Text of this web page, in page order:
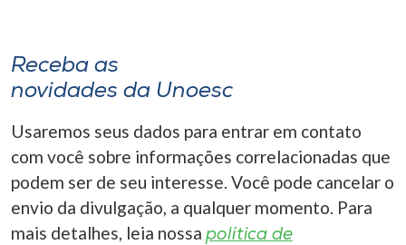
Receba as
novidades da Unoesc
Usaremos seus dados para entrar em contato
com você sobre informações correlacionadas que
podem ser de seu interesse. Você pode cancelar o
envio da divulgação, a qualquer momento. Para
mais detalhes, leia nossa política de